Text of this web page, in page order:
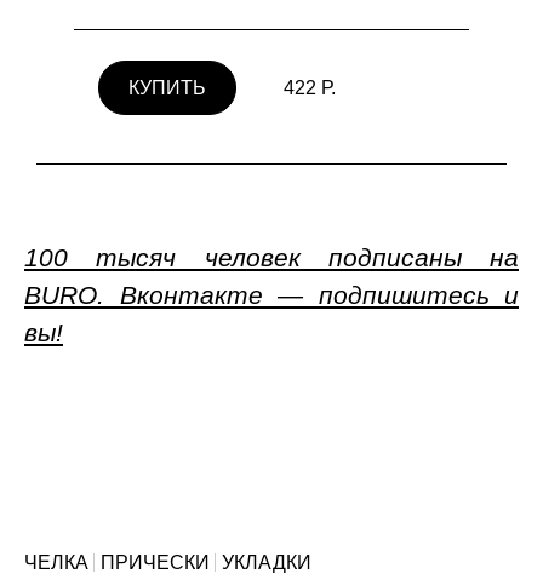
КУПИТЬ 422 Р.
100 тысяч человек подписаны на
BURO. Вконтакте — подпишитесь и
вы!
ЧЕЛКА ПРИЧЕСКИ УКЛАДКИ